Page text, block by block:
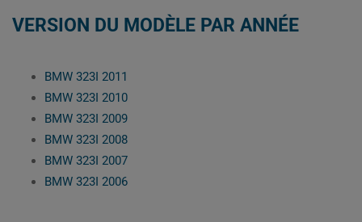
VERSION DU MODÈLE PAR ANNÉE
BMW 323I 2011
BMW 323I 2010
BMW 323I 2009
BMW 323I 2008
BMW 323I 2007
BMW 323I 2006